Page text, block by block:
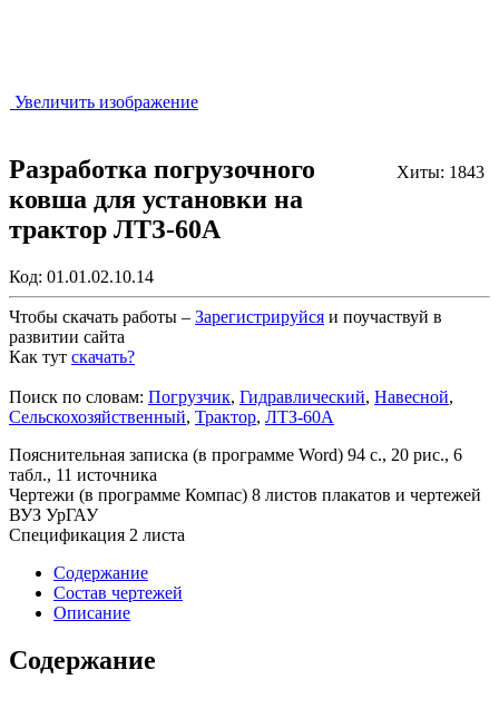
Увеличить изображение
Хиты: 1843
Разработка погрузочного
ковша для установки на
трактор ЛТЗ-60А
Код: 01.01.02.10.14
Чтобы скачать работы – Зарегистрируйся и поучаствуй в
развитии сайта
Как тут скачать?
Поиск по словам: Погрузчик, Гидравлический, Навесной,
Сельскохозяйственный, Трактор, ЛТЗ-60А
Пояснительная записка (в программе Word) 94 с., 20 рис., 6
табл., 11 источника
Чертежи (в программе Компас) 8 листов плакатов и чертежей
ВУЗ УрГАУ
Спецификация 2 листа
Содержание
Состав чертежей
Описание
Содержание